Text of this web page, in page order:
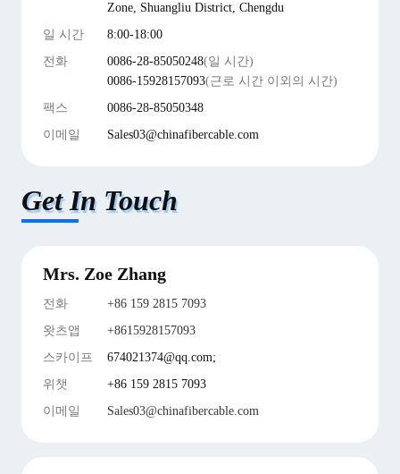
Zone, Shuangliu District, Chengdu
일 시간
8:00-18:00
전화
0086-28-85050248(일 시간)
0086-15928157093(근로 시간 이외의 시간)
팩스
0086-28-85050348
이메일
Sales03@chinafibercable.com
Get In Touch
Mrs. Zoe Zhang
전화
+86 159 2815 7093
왓츠앱
+8615928157093
스카이프
674021374@qq.com;
위챗
+86 159 2815 7093
이메일
Sales03@chinafibercable.com